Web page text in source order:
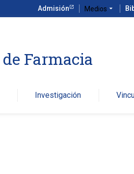
Admisión Medios arrow_drop_down
Farmacia
Investigación